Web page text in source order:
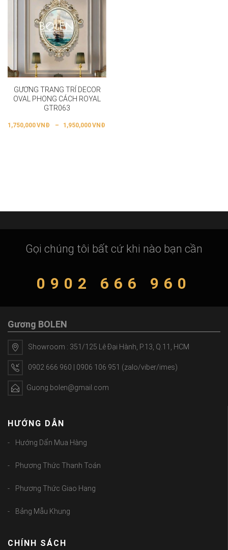
GƯƠNG TRANG TRÍ DECOR
OVAL PHONG CÁCH ROYAL
GTR063
1,750,000VNĐ – 1,950,000VNĐ
Gọi chúng tôi bất cứ khi nào bạn cần
0902 666 960
Gương BOLEN
Showroom : 351/125 Lê Đại Hành, P.13, Q.11, HCM
0902 666 960 | 0906 106 951 (zalo/viber/imes)
Guong.bolen@gmail.com
HƯỚNG DẪN
Hướng Dẩn Mua Hàng
Phương Thức Thanh Toán
Phương Thức Giao Hang
Bảng Mẫu Khung
CHÍNH SÁCH